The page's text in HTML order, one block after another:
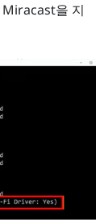
Miracast을 지